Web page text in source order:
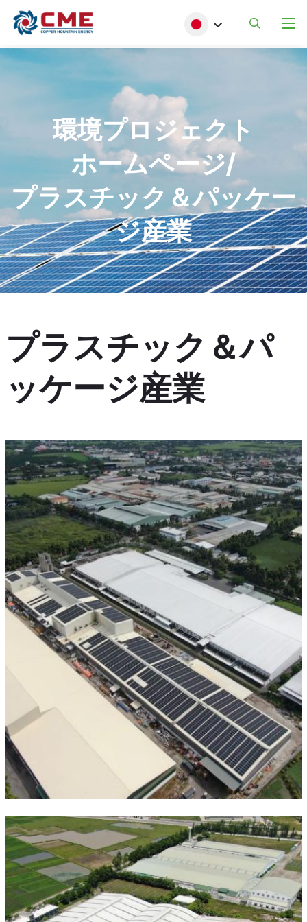
メインコンテンツに移動
Select your language
環境プロジェクト
ホームページ/
プラスチック＆パッケー
ジ産業
プラスチック＆パ
ッケージ産業